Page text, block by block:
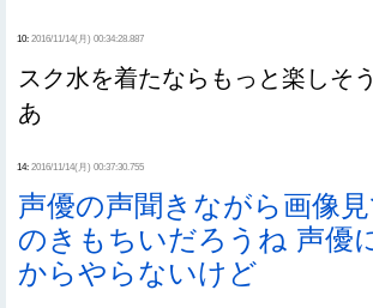
10: 2016/11/14(月) 00:34:28.887
スク水を着たならもっと楽しそ
あ
14: 2016/11/14(月) 00:37:30.755
声優の声聞きながら画像
のきもちいだろうね 声優
からやらないけど